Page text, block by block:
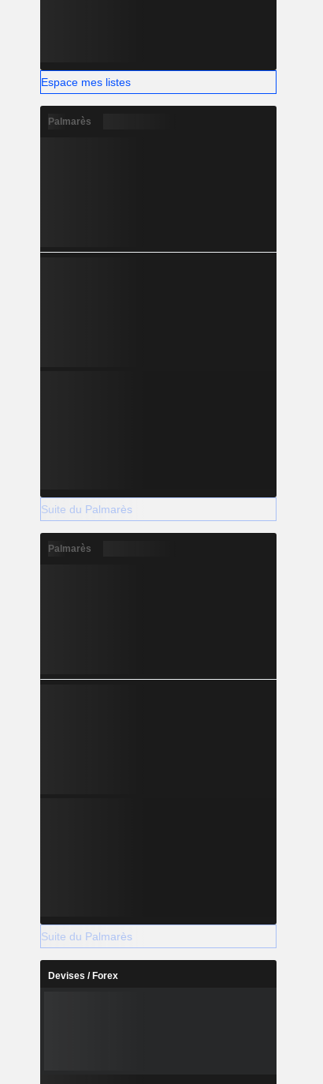
Espace mes listes
Palmarès
Suite du Palmarès
Palmarès
Suite du Palmarès
Devises / Forex